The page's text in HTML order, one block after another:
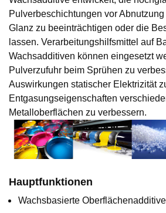
Pulverbeschichtungen vor
Glanz zu beeinträchtigen oder die
lassen. Verarbeitungshilfsmittel auf
Wachsadditiven können eingesetzt
Pulverzufuhr beim Sprühen zu
Auswirkungen statischer Elektrizität
Entgasungseigenschaften
Metalloberflächen zu verbessern.
Hauptfunktionen
Wachsbasierte